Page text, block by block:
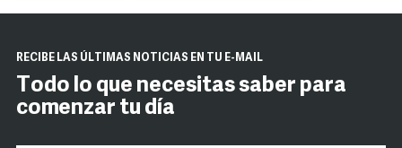
RECIBE LAS ÚLTIMAS NOTICIAS EN TU E-MAIL
Todo lo que necesitas saber para
comenzar tu día